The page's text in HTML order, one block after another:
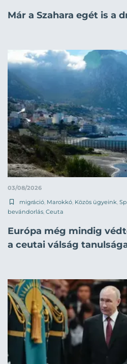
Már a Szahara egét is a
03/08/2026
migráció, Marokkó, Közös ügyeink,
bevándorlás, Ceuta
Európa még mindig
a ceutai válság